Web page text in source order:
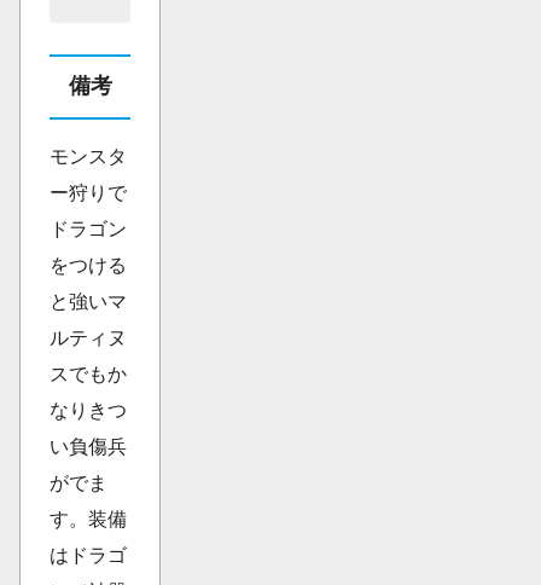
備考
モンスタ
ー狩りで
ドラゴン
をつける
と強いマ
ルティヌ
スでもか
なりきつ
い負傷兵
がでま
す。装備
はドラゴ